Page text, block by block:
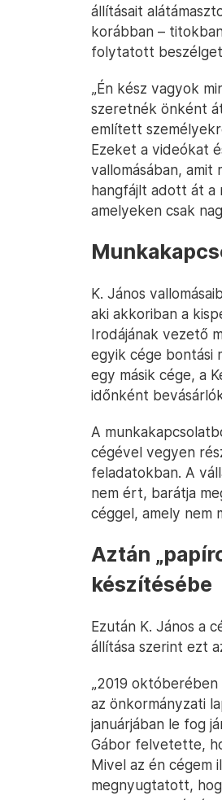
állításait
korábban –
folytatott
„Én kész vagyok
szeretnék önként
említett
Ezeket a videókat
vallomásában,
hangfájlt adott át a
amelyeken csak
K. János
aki akkoriban a
Irodájának vezető
egyik cége bontási
egy másik cége, a
időnként
A
cégével vegyen
feladatokban. A
nem ért, barátja
céggel, amely nem
Aztán
készítésébe
Ezután K. János a
állítása szerint ezt
„2019
az önkormányzati
januárjában le fog
Gábor felvetette,
Mivel az én cégem
megnyugtatott,